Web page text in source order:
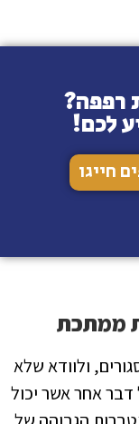
רפפה?
לכם!
חייגו
ממתכת
ולוודא שלא
אחר אשר יכול